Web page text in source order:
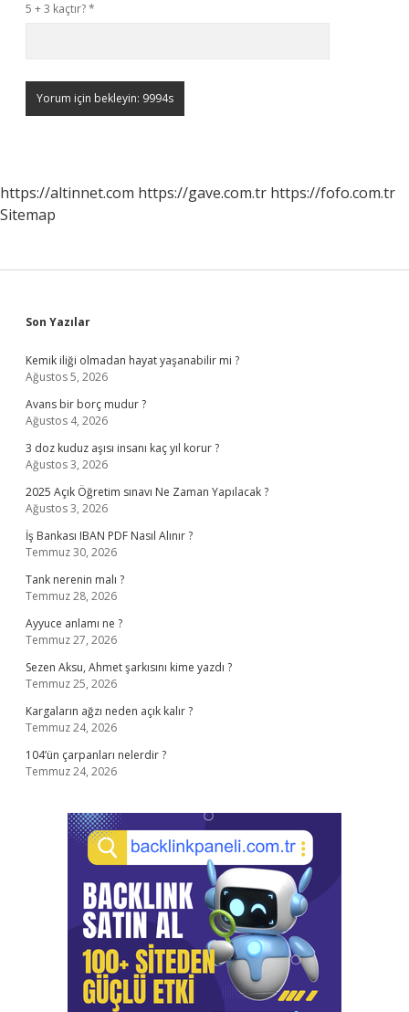
5 + 3 kaçtır?*
https://altinnet.com https://gave.com.tr https://fofo.com.tr
Sitemap
Sidebar
Son Yazılar
Kemik iliği olmadan hayat yaşanabilir mi ?
Ağustos 5, 2026
Avans bir borç mudur ?
Ağustos 4, 2026
3 doz kuduz aşısı insanı kaç yıl korur ?
Ağustos 3, 2026
2025 Açık Öğretim sınavı Ne Zaman Yapılacak ?
Ağustos 3, 2026
İş Bankası IBAN PDF Nasıl Alınır ?
Temmuz 30, 2026
Tank nerenin malı ?
Temmuz 28, 2026
Ayyuce anlamı ne ?
Temmuz 27, 2026
Sezen Aksu, Ahmet şarkısını kime yazdı ?
Temmuz 25, 2026
Kargaların ağzı neden açık kalır ?
Temmuz 24, 2026
104’ün çarpanları nelerdir ?
Temmuz 24, 2026